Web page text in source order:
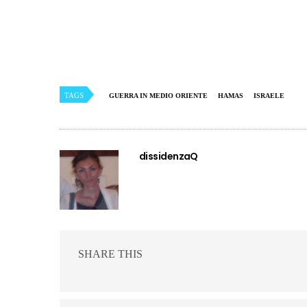
TAGS GUERRA IN MEDIO ORIENTE HAMAS ISRAELE
dissidenzaQ
SHARE THIS